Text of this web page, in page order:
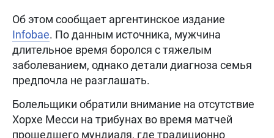
Об этом сообщает аргентинское издание
Infobae. По данным источника, мужчина
длительное время боролся с тяжелым
заболеванием, однако детали диагноза семья
предпочла не разглашать.
Болельщики обратили внимание на отсутствие
Хорхе Месси на трибунах во время матчей
прошедшего мундиаля, где традиционно